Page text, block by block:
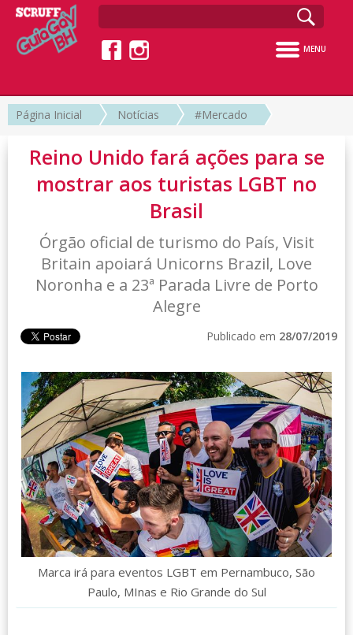
MENU
Página Inicial Notícias #Mercado
Reino Unido fará ações para se
mostrar aos turistas LGBT no
Brasil
Órgão oficial de turismo do País, Visit
Britain apoiará Unicorns Brazil, Love
Noronha e a 23ª Parada Livre de Porto
Alegre
Publicado em 28/07/2019
Marca irá para eventos LGBT em Pernambuco, São
Paulo, MInas e Rio Grande do Sul